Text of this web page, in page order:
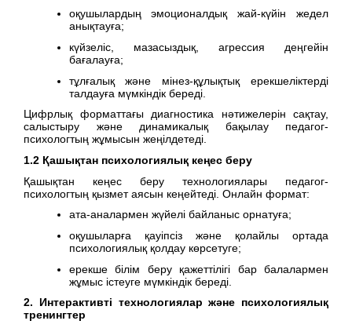
оқушылардың эмоционалдық жай-күйін жедел
анықтауға;
күйзеліс, мазасыздық, агрессия деңгейін
бағалауға;
тұлғалық және мінез-құлықтық ерекшеліктерді
талдауға мүмкіндік береді.
Цифрлық форматтағы диагностика нәтижелерін сақтау,
салыстыру және динамикалық бақылау педагог-
психологтың жұмысын жеңілдетеді.
1.2 Қашықтан психологиялық кеңес беру
Қашықтан кеңес беру технологиялары педагог-
психологтың қызмет аясын кеңейтеді. Онлайн формат:
ата-аналармен жүйелі байланыс орнатуға;
оқушыларға қауіпсіз және қолайлы ортада
психологиялық қолдау көрсетуге;
ерекше білім беру қажеттілігі бар балалармен
жұмыс істеуге мүмкіндік береді.
2. Интерактивті технологиялар және психологиялық
тренингтер